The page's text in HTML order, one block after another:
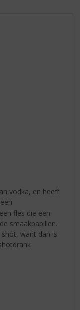
vodka, en heeft
fles die een
smaakpapillen.
want dan is